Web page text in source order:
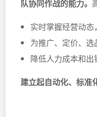
队协同作战的能力。
实时掌握经营动态
为推广、定价、选
降低人力成本和出
建立起自动化、标准